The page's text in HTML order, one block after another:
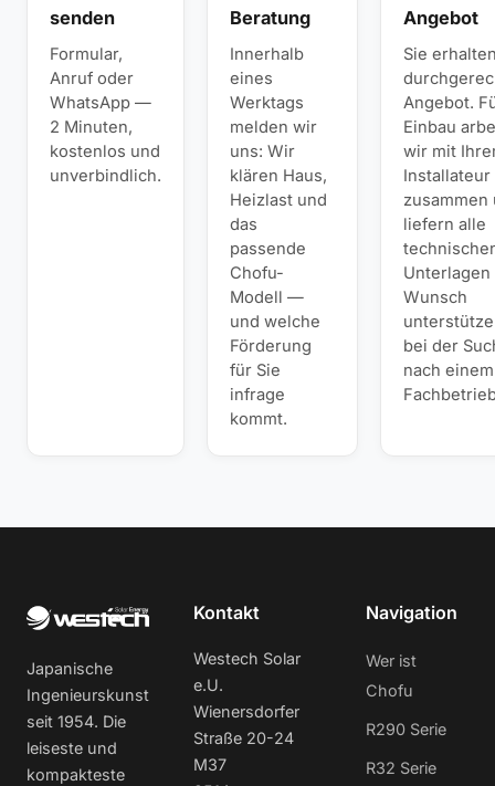
senden
Formular,
Anruf oder
WhatsApp —
2 Minuten,
kostenlos und
unverbindlich.
Beratung
Innerhalb
eines
Werktags
melden wir
uns: Wir
klären Haus,
Heizlast und
das
passende
Chofu-
Modell —
und welche
Förderung
für Sie
infrage
kommt.
Angebot
Sie
Angebot.
Einbau
wir mit
Installateur
zusammen
liefern alle
Wunsch
bei der
nach einem
Japanische
Ingenieurskunst
seit 1954. Die
leiseste und
kompakteste
Kontakt
Westech Solar
e.U.
Wienersdorfer
Straße 20-24
M37
Navigation
Wer ist
Chofu
R290 Serie
R32 Serie